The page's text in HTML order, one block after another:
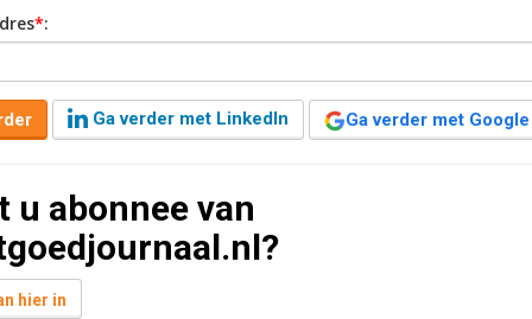
Real Estate
leestijd
G&S en Kondor Wessels Vastgoed, maakt Erik
Estate Development. Daar start hij als
*:
Ga verder met LinkedIn Ga verder met Google
u abonnee van
hier in